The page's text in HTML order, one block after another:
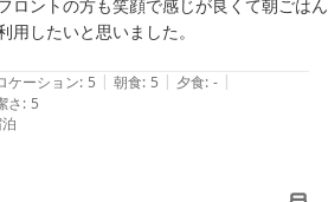
した。
ロントの方も笑顔で感じが良くて朝ごはん
ケーション: 5 | 朝食: 5 | 夕食: - |
さ: 5